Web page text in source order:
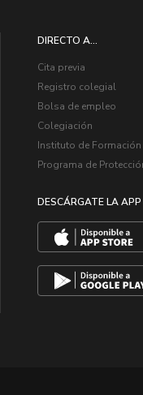
DIRECTO A...
Cita previa
Registro colegial
Bolsa de empleo
Colegiación
Instituto de Formación
Programa de
DESCÁRGATE LA